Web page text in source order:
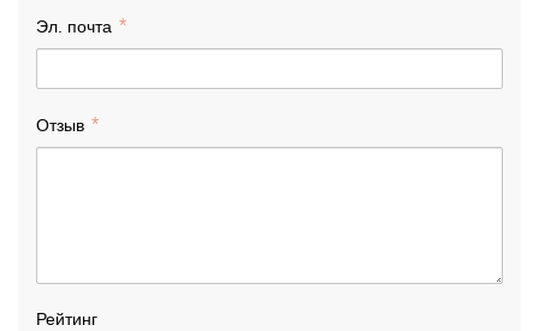
Эл. почта
Отзыв
Рейтинг